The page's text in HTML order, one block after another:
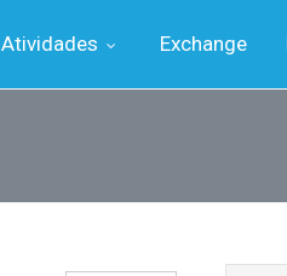
Atividades Exchange